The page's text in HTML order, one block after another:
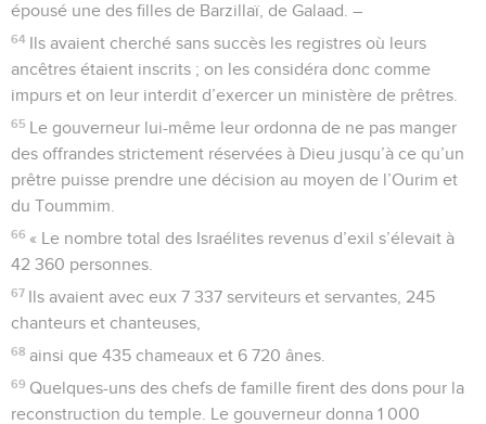
épousé une des filles de Barzillaï, de Galaad. –
64 Ils avaient cherché sans succès les registres où leurs
ancêtres étaient inscrits ; on les considéra donc comme
impurs et on leur interdit d’exercer un ministère de prêtres.
65 Le gouverneur lui-même leur ordonna de ne pas manger
des offrandes strictement réservées à Dieu jusqu’à ce qu’un
prêtre puisse prendre une décision au moyen de l’Ourim et
du Toummim.
66 « Le nombre total des Israélites revenus d’exil s’élevait à
42 360 personnes.
67 Ils avaient avec eux 7 337 serviteurs et servantes, 245
chanteurs et chanteuses,
68 ainsi que 435 chameaux et 6 720 ânes.
69 Quelques-uns des chefs de famille firent des dons pour la
reconstruction du temple. Le gouverneur donna 1 000